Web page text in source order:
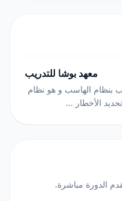
معهد بوشا للتدريب
بنظام الهاسب و هو نظام
الأخطار ...
الدورة مباشرة.